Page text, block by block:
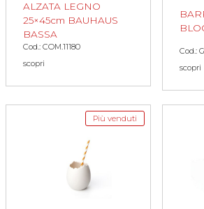
ALZATA LEGNO
25×45cm BAUHAUS
BASSA
Cod.: COM.11180
scopri
Cod.:
scopri
Più venduti